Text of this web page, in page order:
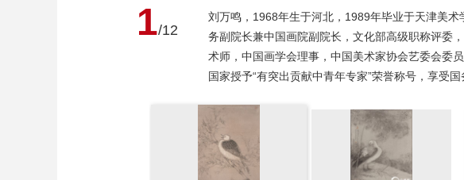
1/12
刘万鸣，1968年生于河北，1989年毕业于天津美
务副院长兼中国画院副院长，文化部高级职称评委
术师，中国画学会理事，中国美术家协会艺委会委
国家授予“有突出贡献中青年专家”荣誉称号，享受国